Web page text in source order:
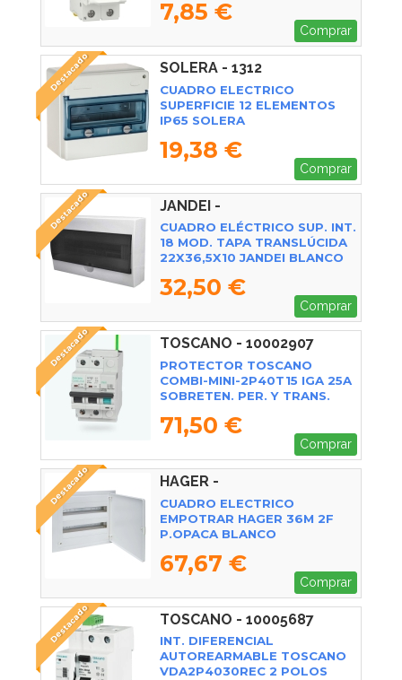
7,85 €
Comprar
Destacado SOLERA - 1312
CUADRO ELECTRICO
SUPERFICIE 12 ELEMENTOS
IP65 SOLERA
19,38 €
Comprar
Destacado JANDEI -
CUADRO ELÉCTRICO SUP. INT.
18 MOD. TAPA TRANSLÚCIDA
22X36,5X10 JANDEI BLANCO
32,50 €
Comprar
Destacado TOSCANO - 10002907
PROTECTOR TOSCANO
COMBI-MINI-2P40T15 IGA 25A
SOBRETEN. PER. Y TRANS.
71,50 €
Comprar
Destacado HAGER -
CUADRO ELECTRICO
EMPOTRAR HAGER 36M 2F
P.OPACA BLANCO
67,67 €
Comprar
Destacado TOSCANO - 10005687
INT. DIFERENCIAL
AUTOREARMABLE TOSCANO
VDA2P4030REC 2 POLOS